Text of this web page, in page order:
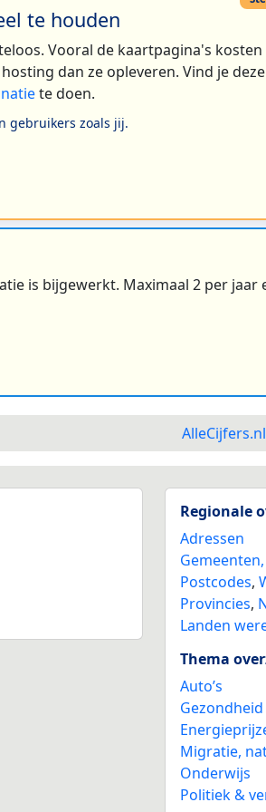
2
te houden
Vooral de kaartpagina's kosten
dan ze opleveren. Vind je
te doen.
gebruikers zoals jij.
is bijgewerkt. Maximaal 2 per jaar
AlleCijfers.nl
Regionale
Adressen
Postcodes,
Provincies,
Landen
Thema
Auto’s
Gezondheid
Migratie,
Onderwijs
Politiek &